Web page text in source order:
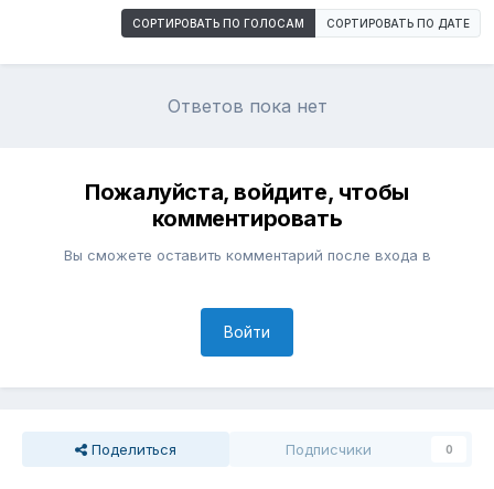
СОРТИРОВАТЬ ПО ГОЛОСАМ СОРТИРОВАТЬ ПО ДАТЕ
Ответов пока нет
Пожалуйста, войдите, чтобы
комментировать
Вы сможете оставить комментарий после входа в
Войти
Поделиться Подписчики 0